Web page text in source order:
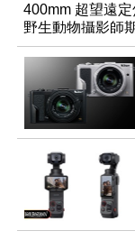
400mm 超望遠定
野生動物攝影師
滿